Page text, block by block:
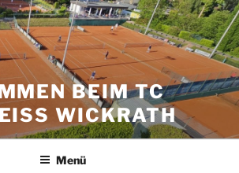
BEIM TC
WICKRATH
Menü